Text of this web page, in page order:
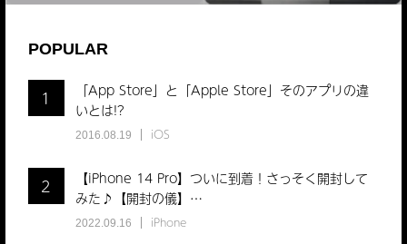
POPULAR
1
「App Store」と「Apple Store」そのアプリの違
いとは!?
2016.08.19 iOS
2
【iPhone 14 Pro】ついに到着！さっそく開封して
みた♪【開封の儀】…
2022.09.16 iPhone